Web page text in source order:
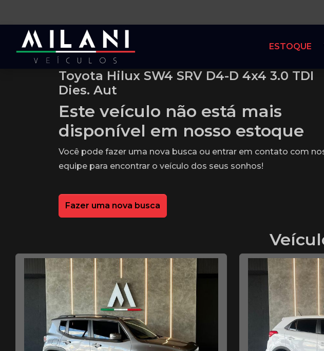
ESTOQUE
Toyota Hilux SW4 SRV D4-D 4x4 3.0 TDI
Dies. Aut
Este veículo não está mais
disponível em nosso estoque
Você pode fazer uma nova busca ou entrar em contato com
equipe para encontrar o veículo dos seus sonhos!
Fazer uma nova busca